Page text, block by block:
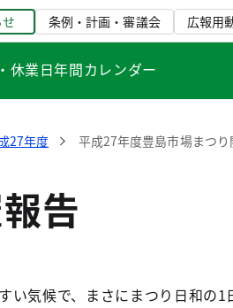
条例・計画・審議会 広報用
休業日年間カレンダー
27年度 平成27年度豊島市場まつり
告
気候で、まさにまつり日和の1